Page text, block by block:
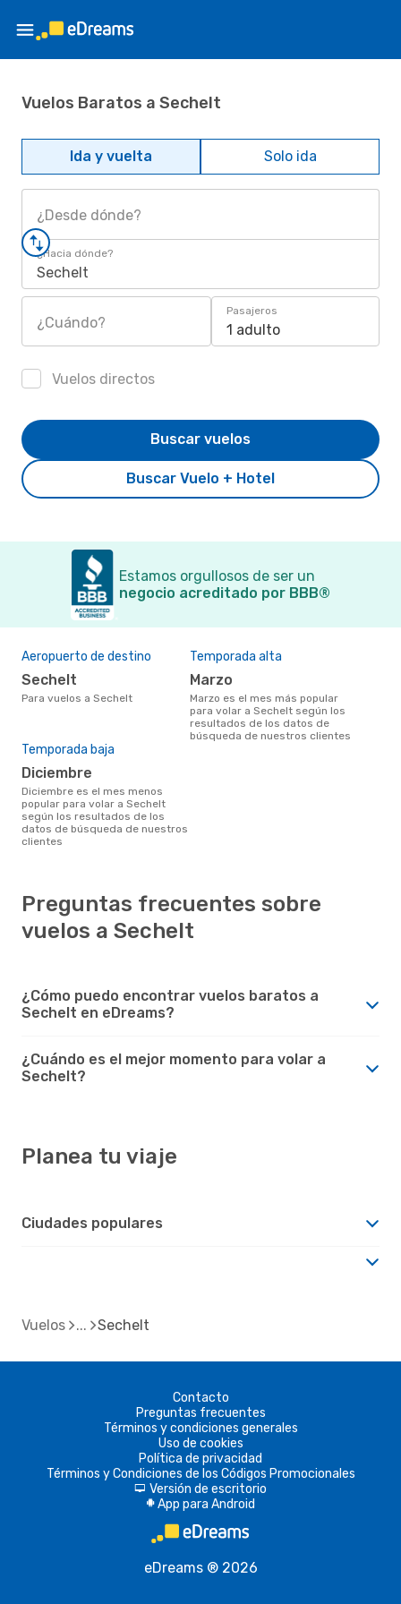
Vuelos Baratos a Sechelt
Ida y vuelta Solo ida
¿Desde dónde?
¿Hacia dónde?
Sechelt
¿Cuándo?
Pasajeros
1 adulto
Vuelos directos
Buscar Vuelo + Hotel
Buscar vuelos
Estamos orgullosos de ser un
negocio acreditado por BBB®
Aeropuerto de destino
Sechelt
Para vuelos a Sechelt
Temporada alta
marzo
marzo es el mes más popular
para volar a Sechelt según los
resultados de los datos de
búsqueda de nuestros clientes
Temporada baja
diciembre
diciembre es el mes menos
popular para volar a Sechelt
según los resultados de los
datos de búsqueda de nuestros
clientes
Preguntas frecuentes sobre
vuelos a Sechelt
¿Cómo puedo encontrar vuelos baratos a
Sechelt en eDreams?
¿Cuándo es el mejor momento para volar a
Sechelt?
Planea tu viaje
Ciudades populares
Vuelos Sechelt
Contacto
Preguntas frecuentes
Términos y condiciones generales
Uso de cookies
Política de privacidad
Términos y Condiciones de los Códigos Promocionales
d Versión de escritorio
A App para Android
eDreams ® 2026